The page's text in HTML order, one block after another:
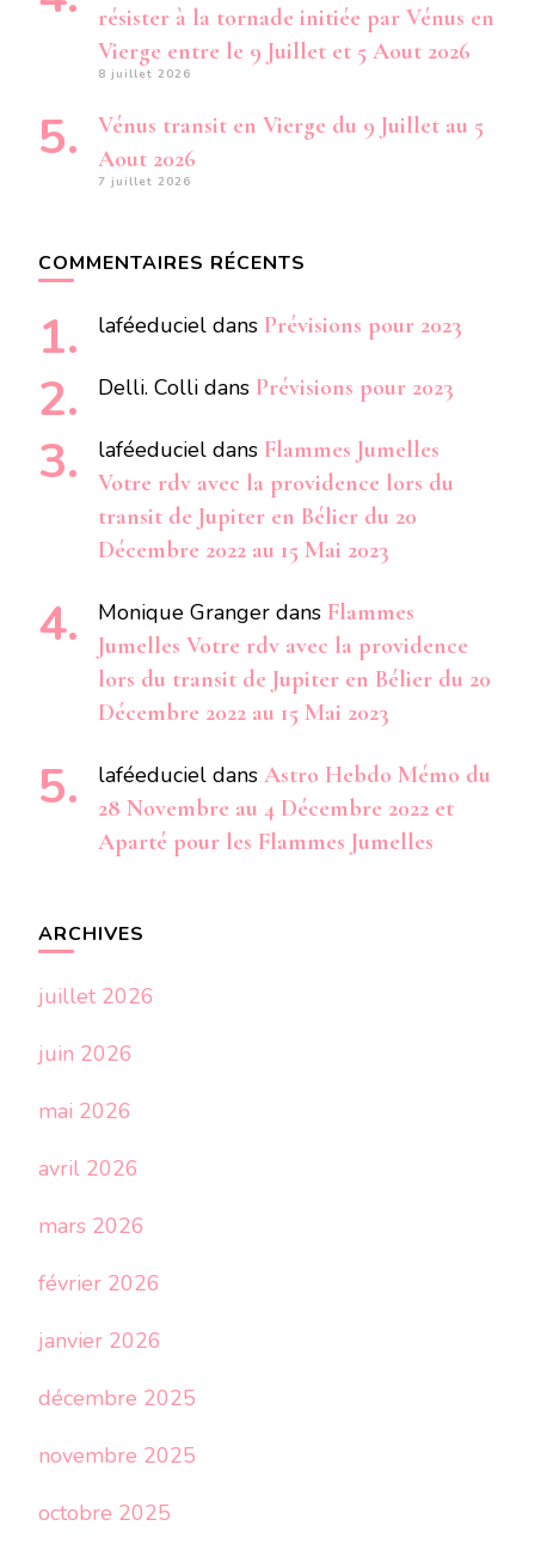
résister à la tornade initiée par Vénus en
Vierge entre le 9 Juillet et 5 Aout 2026
8 juillet 2026
Vénus transit en Vierge du 9 Juillet au 5
Aout 2026
7 juillet 2026
COMMENTAIRES RÉCENTS
laféeduciel dans Prévisions pour 2023
Delli. Colli dans Prévisions pour 2023
laféeduciel dans Flammes Jumelles
Votre rdv avec la providence lors du
transit de Jupiter en Bélier du 20
Décembre 2022 au 15 Mai 2023
Monique Granger dans Flammes
Jumelles Votre rdv avec la providence
lors du transit de Jupiter en Bélier du 20
Décembre 2022 au 15 Mai 2023
laféeduciel dans Astro Hebdo Mémo du
28 Novembre au 4 Décembre 2022 et
Aparté pour les Flammes Jumelles
ARCHIVES
juillet 2026
juin 2026
mai 2026
avril 2026
mars 2026
février 2026
janvier 2026
décembre 2025
novembre 2025
octobre 2025